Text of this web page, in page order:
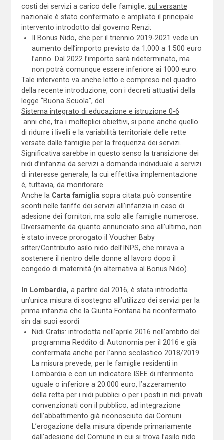
costi dei servizi a carico delle famiglie, sul versante
nazionale è stato confermato e ampliato il principale
intervento introdotto dal governo Renzi:
Il Bonus Nido, che per il triennio 2019-2021 vede un
aumento dell’importo previsto da 1.000 a 1.500 euro
l’anno. Dal 2022 l’importo sarà rideterminato, ma
non potrà comunque essere inferiore ai 1000 euro.
Tale intervento va anche letto e compreso nel quadro
della recente introduzione, con i decreti attuativi della
legge “Buona Scuola”, del
Sistema integrato di educazione e istruzione 0-6
anni che, tra i molteplici obiettivi, si pone anche quello
di ridurre i livelli e la variabilità territoriale delle rette
versate dalle famiglie per la frequenza dei servizi.
Significativa sarebbe in questo senso la transizione dei
nidi d’infanzia da servizi a domanda individuale a servizi
di interesse generale, la cui effettiva implementazione
è, tuttavia, da monitorare.
Anche la Carta famiglia sopra citata può consentire
sconti nelle tariffe dei servizi all’infanzia in caso di
adesione dei fornitori, ma solo alle famiglie numerose.
Diversamente da quanto annunciato sino all’ultimo, non
è stato invece prorogato il Voucher Baby
sitter/Contributo asilo nido dell’INPS, che mirava a
sostenere il rientro delle donne al lavoro dopo il
congedo di maternità (in alternativa al Bonus Nido).
In Lombardia, a partire dal 2016, è stata introdotta
un’unica misura di sostegno all’utilizzo dei servizi per la
prima infanzia che la Giunta Fontana ha riconfermato
sin dai suoi esordi
Nidi Gratis: introdotta nell’aprile 2016 nell’ambito del
programma Reddito di Autonomia per il 2016 e già
confermata anche per l’anno scolastico 2018/2019.
La misura prevede, per le famiglie residenti in
Lombardia e con un indicatore ISEE di riferimento
uguale o inferiore a 20.000 euro, l’azzeramento
della retta per i nidi pubblici o per i posti in nidi privati
convenzionati con il pubblico, ad integrazione
dell’abbattimento già riconosciuto dai Comuni.
L’erogazione della misura dipende primariamente
dall’adesione del Comune in cui si trova l’asilo nido